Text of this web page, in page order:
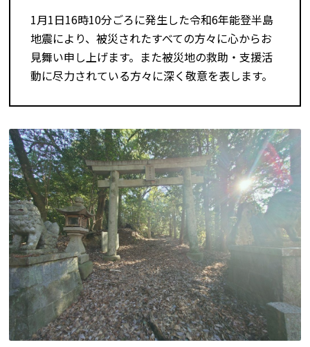
1月1日16時10分ごろに発生した令和6年能登半島
地震により、被災されたすべての方々に心からお
見舞い申し上げます。また被災地の救助・支援活
動に尽力されている方々に深く敬意を表します。